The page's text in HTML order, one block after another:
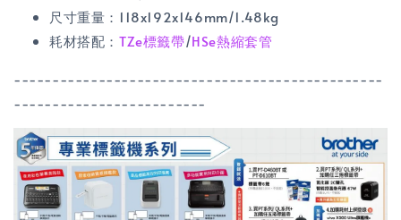
尺寸重量：118x192x146mm/1.48kg
耗材搭配： TZe標籤帶/HSe熱縮套管
------------------------------------------------
-------------------------